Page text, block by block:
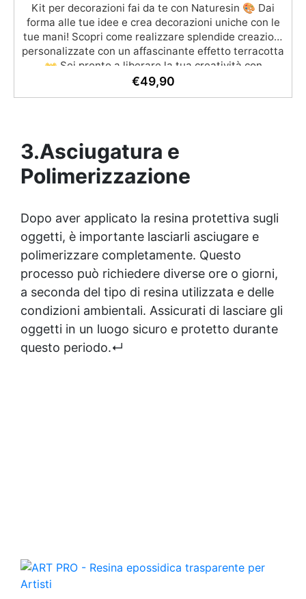
Kit per decorazioni fai da te con Naturesin 🎨 Dai
forma alle tue idee e crea decorazioni uniche con le
tue mani! Scopri come realizzare splendide creazioni
personalizzate con un affascinante effetto terracotta
👐 Sei pronto a liberare la tua creatività con
Naturesin? Il nostro kit per decorazioni fai da te è
€49,90
3.Asciugatura e
Polimerizzazione
Dopo aver applicato la resina protettiva sugli
oggetti, è importante lasciarli asciugare e
polimerizzare completamente. Questo
processo può richiedere diverse ore o giorni,
a seconda del tipo di resina utilizzata e delle
condizioni ambientali. Assicurati di lasciare gli
oggetti in un luogo sicuro e protetto durante
questo periodo.↵